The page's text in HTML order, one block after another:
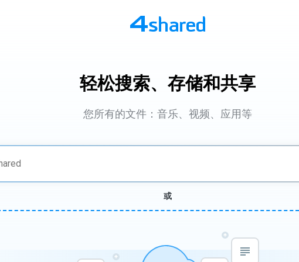
轻松搜索、存储和共享
您所有的文件：音乐、视频、应用等
或